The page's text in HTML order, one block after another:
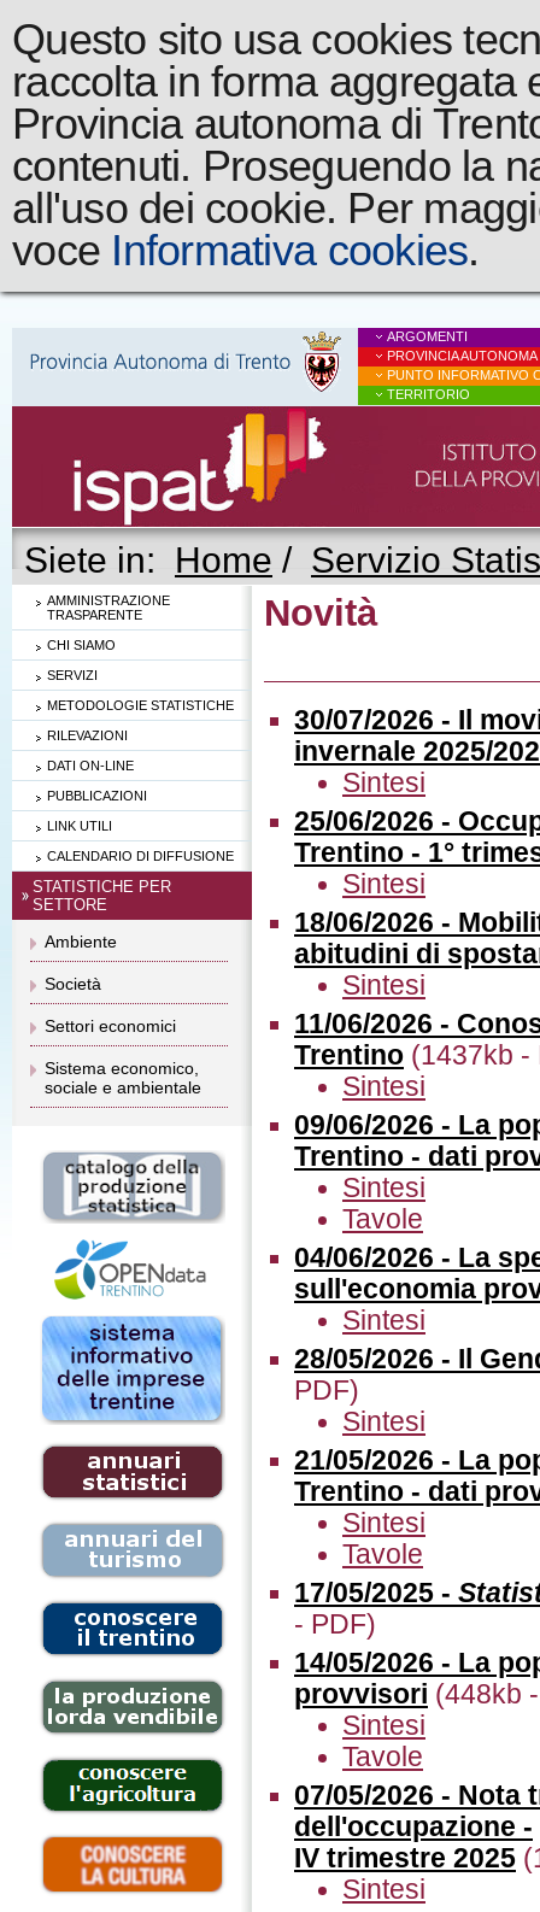
Questo sito usa cookies
raccolta in forma aggregata
Provincia autonoma di
contenuti. Proseguendo la
all'uso dei cookie. Per
voce Informativa cookies.
ARGOMENTI
PROVINCIA AUTONOMA
PUNTO INFORMATIVO
TERRITORIO
Siete in: Home / Servizio
AMMINISTRAZIONE
TRASPARENTE
CHI SIAMO
SERVIZI
METODOLOGIE STATISTICHE
RILEVAZIONI
DATI ON-LINE
PUBBLICAZIONI
LINK UTILI
CALENDARIO DI DIFFUSIONE
STATISTICHE PER
SETTORE
Ambiente
Società
Settori economici
Sistema economico,
sociale e ambientale
Novità
30/07/2026 - Il
invernale 2025/
Sintesi
25/06/2026 -
Trentino - 1°
Sintesi
18/06/2026 -
abitudini di
Sintesi
11/06/2026 -
Trentino (1437kb -
Sintesi
09/06/2026 - La
Trentino - dati
Sintesi
Tavole
04/06/2026 - La
sull'economia
Sintesi
28/05/2026 - Il
PDF)
Sintesi
21/05/2026 - La
Trentino - dati
Sintesi
Tavole
17/05/2025 -
- PDF)
14/05/2026 - La
provvisori (448kb
Sintesi
Tavole
07/05/2026 -
dell'occupazione -
IV trimestre 2025
Sintesi